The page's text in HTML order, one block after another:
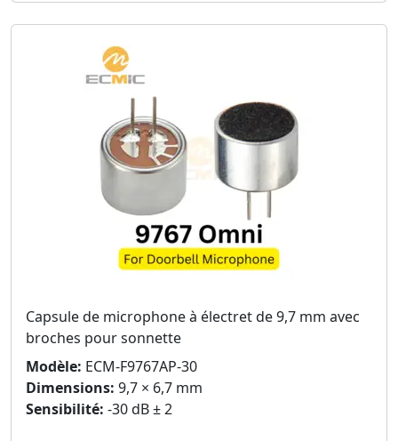
Capsule de microphone à électret de 9,7 mm avec
broches pour sonnette
Modèle: ECM-F9767AP-30
Dimensions: 9,7 × 6,7 mm
Sensibilité: -30 dB ± 2